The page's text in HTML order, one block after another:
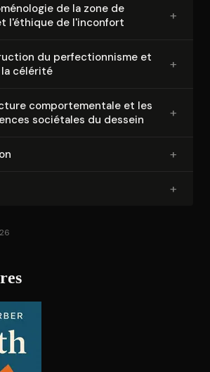
de la zone de
l'éthique de l'inconfort
+
du per­fec­tion­nisme et
célérité
+
com­por­te­men­tale et les
sociétales du dessein
+
+
+